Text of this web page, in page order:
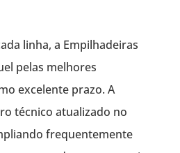
linha, a Empilhadeiras
pelas melhores
excelente prazo. A
técnico atualizado no
frequentemente